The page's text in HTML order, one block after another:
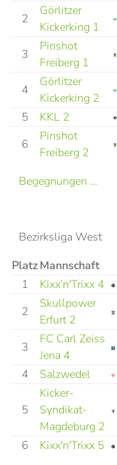
2
Görlitzer
Kickerking 1
3
Pinshot
Freiberg 1
4
Görlitzer
Kickerking 2
5
KKL 2
6
Pinshot
Freiberg 2
Begegnungen …
Bezirksliga West
PlatzMannschaft
1
Kixx'n'Trixx 4
2
Skullpower
Erfurt 2
3
FC Carl Zeiss
Jena 4
4
Salzwedel
5
Kicker-
Syndikat-
Magdeburg 2
6 Kixx'n'Trixx 5